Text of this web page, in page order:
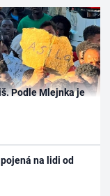
Podle Mlejnka je
na lidi od